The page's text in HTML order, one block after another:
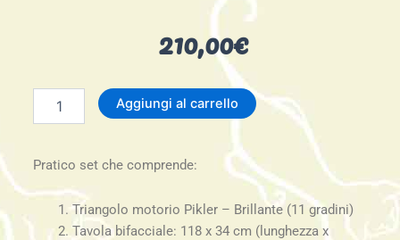
210,00€
Pikler+rampa
Aggiungi al carrello
Pratico set che comprende:
Triangolo motorio Pikler – Brillante (11 gradini)
Tavola bifacciale: 118 x 34 cm (lunghezza x